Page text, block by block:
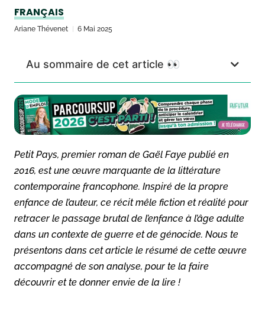
FRANÇAIS
Ariane Thévenet 6 Mai 2025
Au sommaire de cet article 👀
Petit Pays, premier roman de Gaël Faye publié en
2016, est une œuvre marquante de la littérature
contemporaine francophone. Inspiré de la propre
enfance de l’auteur, ce récit mêle fiction et réalité pour
retracer le passage brutal de l’enfance à l’âge adulte
dans un contexte de guerre et de génocide. Nous te
présentons dans cet article le résumé de cette œuvre
accompagné de son analyse, pour te la faire
découvrir et te donner envie de la lire !